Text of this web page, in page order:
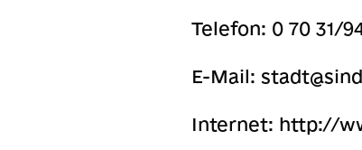
Telefon: 0 70 31/
E-Mail:
Internet: http://